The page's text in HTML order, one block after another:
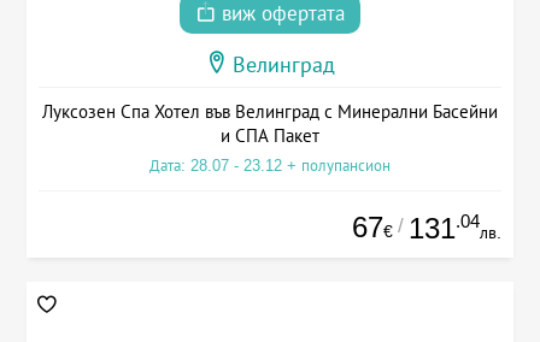
виж офертата
Велинград
Луксозен Спа Хотел във Велинград с Минерални Басейни
и СПА Пакет
Дата: 28.07 - 23.12 + полупансион
67€ / 131.04
лв.